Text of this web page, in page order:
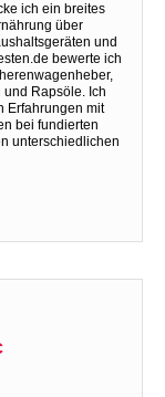
ich ein breites
über
und
bewerte ich
Rapsöle. Ich
Erfahrungen mit
bei fundierten
unterschiedlichen